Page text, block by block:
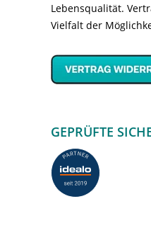
Lebensqualität.
Vielfalt der
GEPRÜFTE